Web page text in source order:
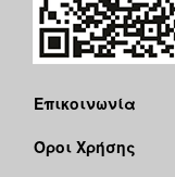
Επικοινωνία
Όροι Χρήσης